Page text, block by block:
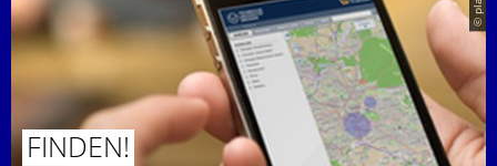
FINDEN!